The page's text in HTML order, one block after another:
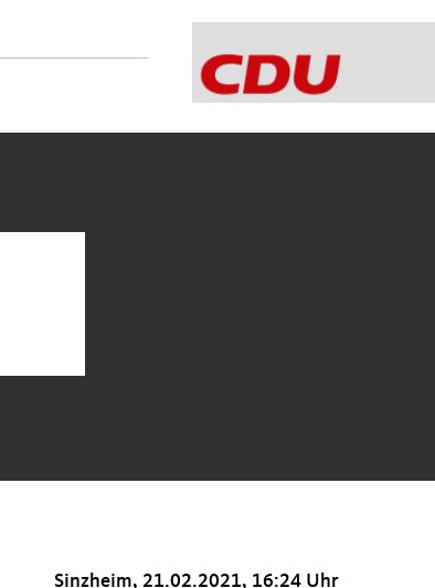
Sinzheim, 21.02.2021, 16:24 Uhr